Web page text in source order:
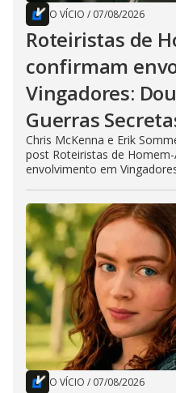
O VÍCIO / 07/08/2026
Roteiristas de
confirmam
Vingadores:
Guerras
Chris McKenna e Erik
post Roteiristas de
envolvimento em
O VÍCIO / 07/08/2026